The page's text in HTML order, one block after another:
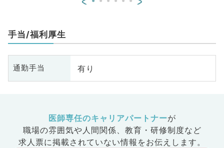
科
手当/福利厚生
通勤手当 有り
医師専任のキャリアパートナーが
職場の雰囲気や人間関係、 教育・研修制度など
求人票に掲載されていない情報をお伝えします。